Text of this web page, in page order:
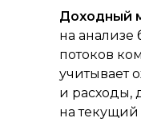
Доходный
на
потоков
учитывает
и расходы,
на